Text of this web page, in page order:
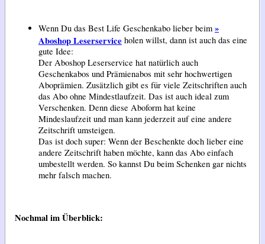
Wenn Du das Best Life Geschenkabo lieber beim »
Aboshop Leserservice holen willst, dann ist auch das eine
gute Idee:
Der Aboshop Leserservice hat natürlich auch
Geschenkabos und Prämienabos mit sehr hochwertigen
Aboprämien. Zusätzlich gibt es für viele Zeitschriften auch
das Abo ohne Mindestlaufzeit. Das ist auch ideal zum
Verschenken. Denn diese Aboform hat keine
Mindeslaufzeit und man kann jederzeit auf eine andere
Zeitschrift umsteigen.
Das ist doch super: Wenn der Beschenkte doch lieber eine
andere Zeitschrift haben möchte, kann das Abo einfach
umbestellt werden. So kannst Du beim Schenken gar nichts
mehr falsch machen.
Nochmal im Überblick: